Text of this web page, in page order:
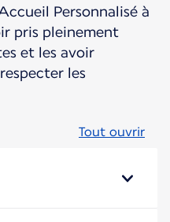
Personnalisé à
pris pleinement
et les avoir
les
Tout ouvrir